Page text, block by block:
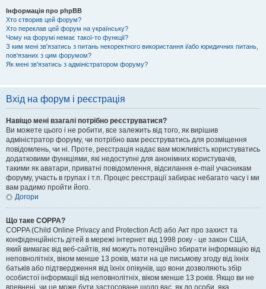
Інформація про phpBB
Хто створив цей форум?
Хто переклав цей форум на українську?
Чому на форумі немає такої-то функції?
З ким мені зв'язатись з питань некоректного використання і/або юридичних питань,
пов'язаних з цим форумом?
Як мені зв'язатись з адміністратором форуму?
Вхід на форум і реєстрація
Навіщо мені взагалі потрібно реєструватися?
Ви можете цього і не робити, все залежить від того, як вирішив
адміністратор форуму, чи потрібно вам реєструватись для розміщення
повідомлень, чи ні. Проте, реєстрація надає вам можливість користуватись
додатковими функціями, які недоступні для анонімних користувачів,
такими як аватари, приватні повідомлення, відсилання e-mail учасникам
форуму, участь в групах і т.п. Процес реєстрації забирає небагато часу і ми
вам радимо пройти його.
Догори
Що таке COPPA?
COPPA (Child Online Privacy and Protection Act) або Акт про захист та
конфіденційність дітей в мережі інтернет від 1998 року - це закон США,
який вимагає від веб-сайтів, які можуть потенційно збирати інформацію від
неповнолітніх, віком менше 13 років, мати на це письмову згоду від їхніх
батьків або підтвердження від їхніх опікунів, що вони дозволяють збір
особистої інформації від неповнолітніх, віком менше 13 років. Якщо ви не
впевнені, чи це може бути застосоване щодо вас, як до особи, яка